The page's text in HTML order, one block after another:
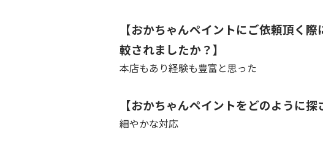
【おかちゃんペイントにご依頼頂く
較されましたか？】
本店もあり経験も豊富と思った
【おかちゃんペイントをどのように探
細やかな対応